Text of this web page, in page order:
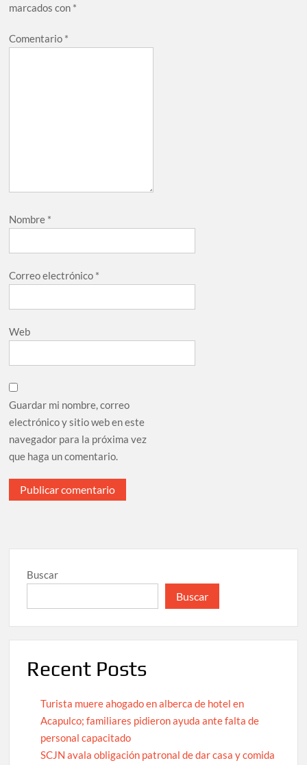
marcados con *
Comentario *
Nombre *
Correo electrónico *
Web
Guardar mi nombre, correo
electrónico y sitio web en este
navegador para la próxima vez
que haga un comentario.
Buscar
Buscar
Recent Posts
Turista muere ahogado en alberca de hotel en
Acapulco; familiares pidieron ayuda ante falta de
personal capacitado
SCJN avala obligación patronal de dar casa y comida